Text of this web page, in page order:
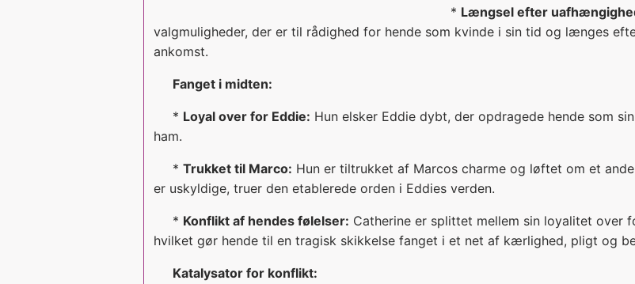
* Længsel efter
valgmuligheder, der er til rådighed for hende som kvinde i sin tid og længes
ankomst.
Fanget i midten:
* Loyal over for Eddie: Hun elsker Eddie dybt, der opdragede hende som
ham.
* Trukket til Marco: Hun er tiltrukket af Marcos charme og løftet om et
er uskyldige, truer den etablerede orden i Eddies verden.
* Konflikt af hendes følelser: Catherine er splittet mellem sin loyalitet over
hvilket gør hende til en tragisk skikkelse fanget i et net af kærlighed, pligt og
Katalysator for konflikt: